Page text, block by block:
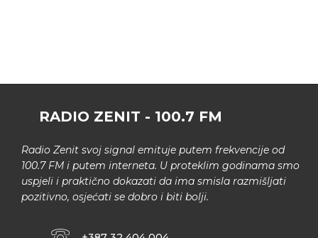
RADIO ZENIT - 100.7 FM
Radio Zenit svoj signal emituje putem frekvencije od
100.7 FM i putem interneta. U proteklim godinama smo
uspjeli i praktično dokazati da ima smisla razmišljati
pozitivno, osjećati se dobro i biti bolji.